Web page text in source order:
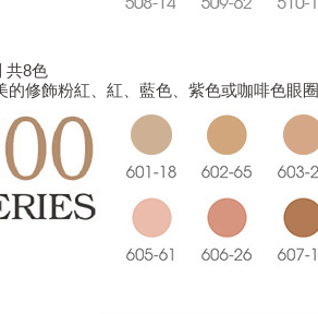
共8色
的修飾粉紅、紅、藍色、紫色或咖啡色眼